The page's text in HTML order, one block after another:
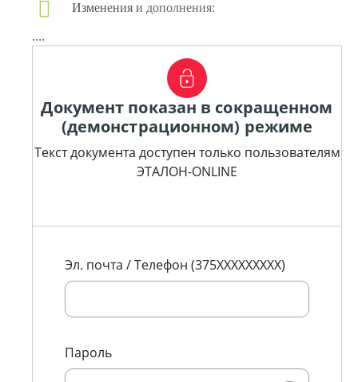
Изменения и дополнения:
....
Документ показан в сокращенном
(демонстрационном) режиме
Текст документа доступен только пользователям
ЭТАЛОН-ONLINE
Эл. почта / Телефон (375XXXXXXXXX)
Пароль